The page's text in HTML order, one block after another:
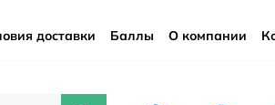
доставки Баллы О компании